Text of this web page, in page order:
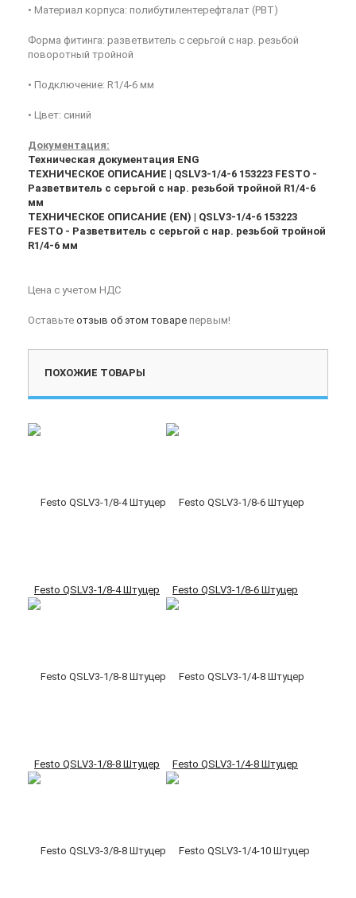
• Материал корпуса: полибутилентерефталат (PBT)
Форма фитинга: разветвитель с серьгой с нар. резьбой
поворотный тройной
• Подключение: R1/4-6 мм
• Цвет: синий
Документация:
Техническая документация ENG
ТЕХНИЧЕСКОЕ ОПИСАНИЕ | QSLV3-1/4-6 153223 FESTO -
Разветвитель с серьгой с нар. резьбой тройной R1/4-6
мм
ТЕХНИЧЕСКОЕ ОПИСАНИЕ (EN) | QSLV3-1/4-6 153223
FESTO - Разветвитель с серьгой с нар. резьбой тройной
R1/4-6 мм
Цена с учетом НДС
Оставьте отзыв об этом товаре первым!
ПОХОЖИЕ ТОВАРЫ
Festo QSLV3-1/8-4 Штуцер Festo QSLV3-1/8-6 Штуцер
Festo QSLV3-1/8-8 Штуцер Festo QSLV3-1/4-8 Штуцер